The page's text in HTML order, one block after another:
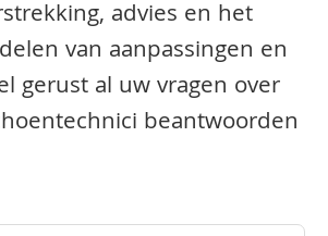
advies en het
van aanpassingen en
gerust al uw vragen over
beantwoorden